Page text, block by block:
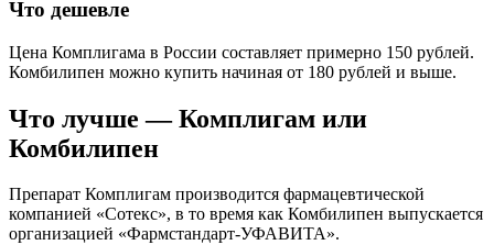
Что дешевле
Цена Комплигама в России составляет примерно 150 рублей.
Комбилипен можно купить начиная от 180 рублей и выше.
Что лучше — Комплигам или
Комбилипен
Препарат Комплигам производится фармацевтической
компанией «Сотекс», в то время как Комбилипен выпускается
организацией «Фармстандарт-УФАВИТА».